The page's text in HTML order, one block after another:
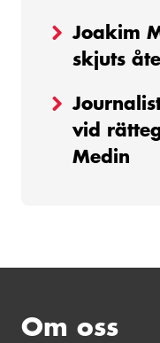
Joakim
skjuts
vid
Medin
Om oss